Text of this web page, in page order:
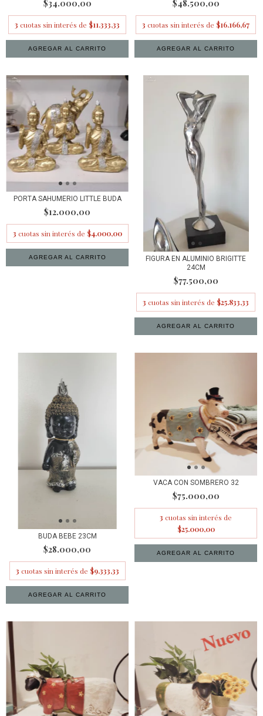
$34.000,00
3 cuotas sin interés de $11.333,33
$48.500,00
3 cuotas sin interés de $16.166,67
PORTA SAHUMERIO LITTLE BUDA
$12.000,00
3 cuotas sin interés de $4.000,00
AGREGAR AL CARRITO
FIGURA EN ALUMINIO BRIGITTE
24CM
$77.500,00
3 cuotas sin interés de $25.833,33
BUDA BEBE 23CM
$28.000,00
3 cuotas sin interés de $9.333,33
VACA CON SOMBRERO 32
$75.000,00
3 cuotas sin interés de
$25.000,00